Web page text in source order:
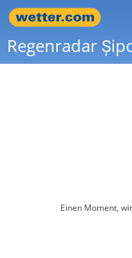
Regenradar
Einen Moment,